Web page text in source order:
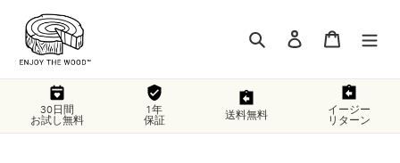
検索 ログインカート
30日間
お試し無料
1年
保証
送料無料
イージー
リターン